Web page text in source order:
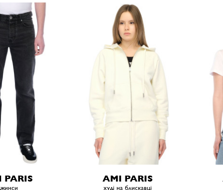
PARIS AMI PARIS
худі на блискавці